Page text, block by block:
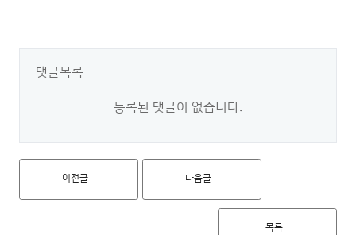
댓글목록
등록된 댓글이 없습니다.
이전글 다음글
목록